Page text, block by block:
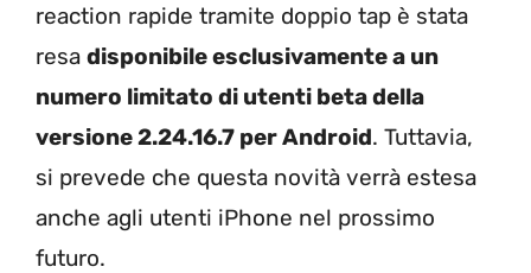
reaction rapide tramite doppio tap è stata
resa disponibile esclusivamente a un
numero limitato di utenti beta della
versione 2.24.16.7 per Android. Tuttavia,
si prevede che questa novità verrà estesa
anche agli utenti iPhone nel prossimo
futuro.